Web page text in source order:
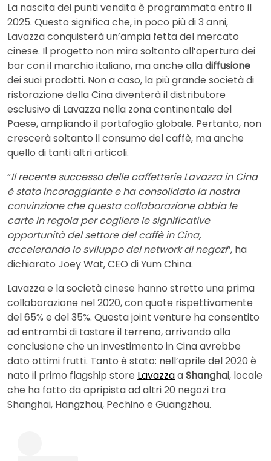
La nascita dei punti vendita è programmata entro il
2025. Questo significa che, in poco più di 3 anni,
Lavazza conquisterà un’ampia fetta del mercato
cinese. Il progetto non mira soltanto all’apertura dei
bar con il marchio italiano, ma anche alladiffusione
dei suoi prodotti. Non a caso, la più grande società di
ristorazione della Cina diventerà il distributore
esclusivo di Lavazza nella zona continentale del
Paese, ampliando il portafoglio globale. Pertanto, non
crescerà soltanto il consumo del caffè, ma anche
quello di tanti altri articoli.
“Il recente successo delle caffetterie Lavazza in Cina
è stato incoraggiante e ha consolidato la nostra
convinzione che questa collaborazione abbia le
carte in regola per cogliere le significative
opportunità del settore del caffè in Cina,
accelerando lo sviluppo del network di negozi“, ha
dichiarato Joey Wat, CEO di Yum China.
Lavazza e la società cinese hanno stretto una prima
collaborazione nel 2020, con quote rispettivamente
del 65% e del 35%. Questa joint venture ha consentito
ad entrambi di tastare il terreno, arrivando alla
conclusione che un investimento in Cina avrebbe
dato ottimi frutti. Tanto è stato: nell’aprile del 2020 è
nato il primo flagship store LavazzaaShanghai, locale
che ha fatto da apripista ad altri 20 negozi tra
Shanghai, Hangzhou, Pechino e Guangzhou.